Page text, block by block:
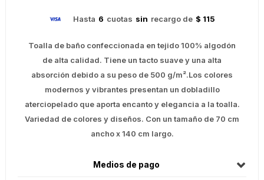
Hasta 6 cuotas sin recargo de $ 115
Toalla de baño confeccionada en tejido 100% algodón
de alta calidad. Tiene un tacto suave y una alta
absorción debido a su peso de 500 g/m².Los colores
modernos y vibrantes presentan un dobladillo
aterciopelado que aporta encanto y elegancia a la toalla.
Variedad de colores y diseños. Con un tamaño de 70 cm
ancho x 140 cm largo.
Medios de pago